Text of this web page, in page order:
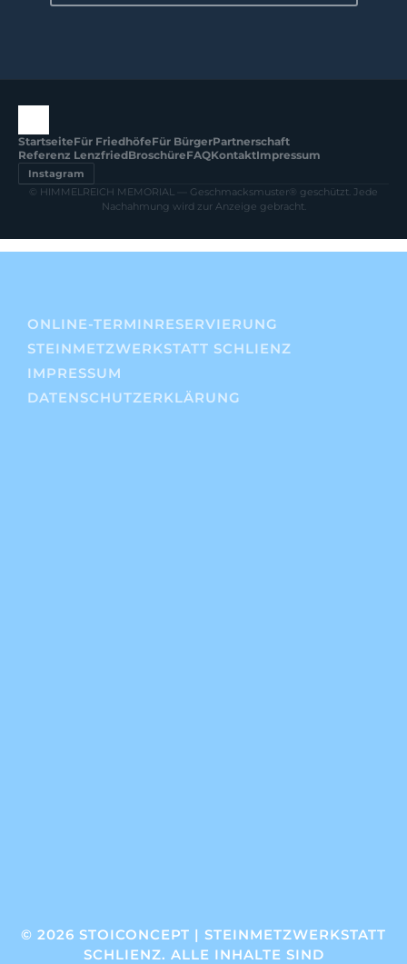
StartseiteFür FriedhöfeFür BürgerPartnerschaft
Referenz LenzfriedBroschüreFAQKontaktImpressum
Instagram
© HIMMELREICH MEMORIAL — Geschmacksmuster® geschützt. Jede
Nachahmung wird zur Anzeige gebracht.
ONLINE-TERMINRESERVIERUNG
STEINMETZWERKSTATT SCHLIENZ
IMPRESSUM
DATENSCHUTZERKLÄRUNG
© 2026 STOICONCEPT | STEINMETZWERKSTATT
SCHLIENZ. ALLE INHALTE SIND